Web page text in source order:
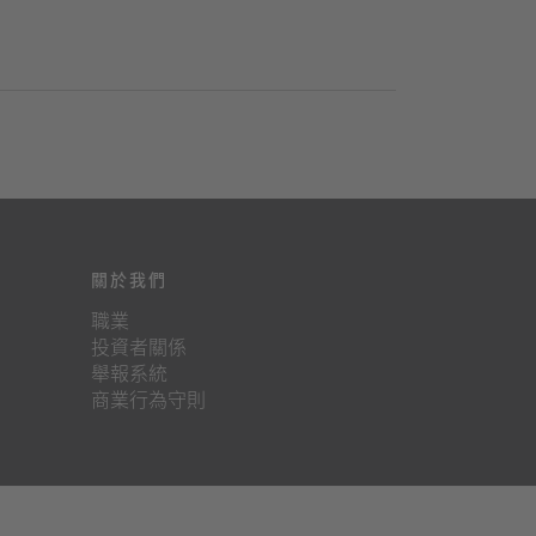
關於我們
職業
投資者關係
舉報系統
商業行為守則